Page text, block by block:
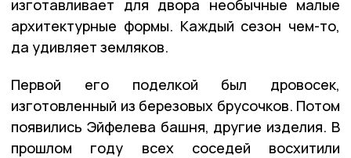
изготавливает для двора необычные малые
архитектурные формы. Каждый сезон чем-то,
да удивляет земляков.
Первой его поделкой был дровосек,
изготовленный из березовых брусочков. Потом
появились Эйфелева башня, другие изделия. В
прошлом году всех соседей восхитили